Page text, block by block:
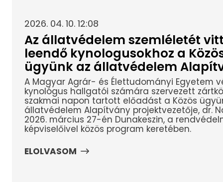
2026. 04. 10. 12:08
Az állatvédelem szemléletét
leendő kynologusokhoz a
ügyünk az állatvédelem
A Magyar Agrár- és Élettudományi Egyetem
kynológus hallgatói számára szervezett
szakmai napon tartott előadást a Közös
állatvédelem Alapítvány projektvezetője, dr.
2026. március 27-én Dunakeszin, a
képviselőivel közös program keretében.
ELOLVASOM